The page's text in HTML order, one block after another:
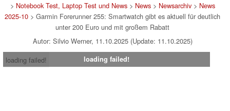
> Notebook Test, Laptop Test und News> News> Newsarchiv> News
2025-10 > Garmin Forerunner 255: Smartwatch gibt es aktuell für deutlich
unter 200 Euro und mit großem Rabatt
Autor: Silvio Werner, 11.10.2025 (Update: 11.10.2025)
loading failed!
loading failed!